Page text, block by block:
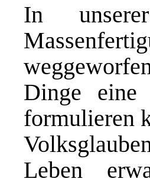
In
Dinge eine
formulieren
Leben